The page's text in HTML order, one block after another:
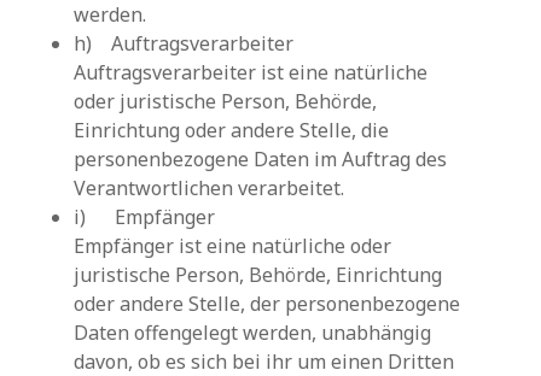
werden.
h) Auftragsverarbeiter
Auftragsverarbeiter ist eine natürliche
oder juristische Person, Behörde,
Einrichtung oder andere Stelle, die
personenbezogene Daten im Auftrag des
Verantwortlichen verarbeitet.
i) Empfänger
Empfänger ist eine natürliche oder
juristische Person, Behörde, Einrichtung
oder andere Stelle, der personenbezogene
Daten offengelegt werden, unabhängig
davon, ob es sich bei ihr um einen Dritten